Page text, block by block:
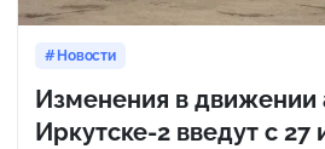
Новости
Изменения в движении
Иркутске-2 введут с 27